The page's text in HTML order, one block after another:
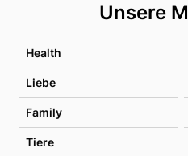
Unsere
Health
Liebe
Family
Tiere